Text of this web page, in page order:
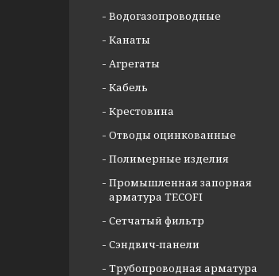
Водогазопроводные
Канаты
Агрегаты
Кабель
Крестовина
Отводы оцинкованные
Полимерные изделия
Промышленная запорная
арматура TECOFI
Сетчатый фильтр
Сэндвич-панели
Трубопроводная арматура